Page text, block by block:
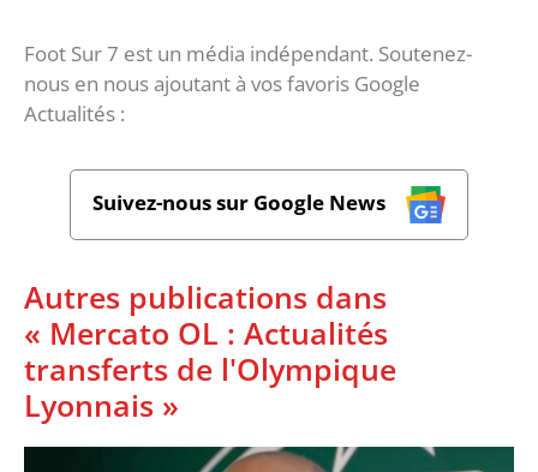
Foot Sur 7 est un média indépendant. Soutenez-
nous en nous ajoutant à vos favoris Google
Actualités :
Suivez-nous sur Google News
Autres publications dans
« Mercato OL : Actualités
transferts de l'Olympique
Lyonnais »